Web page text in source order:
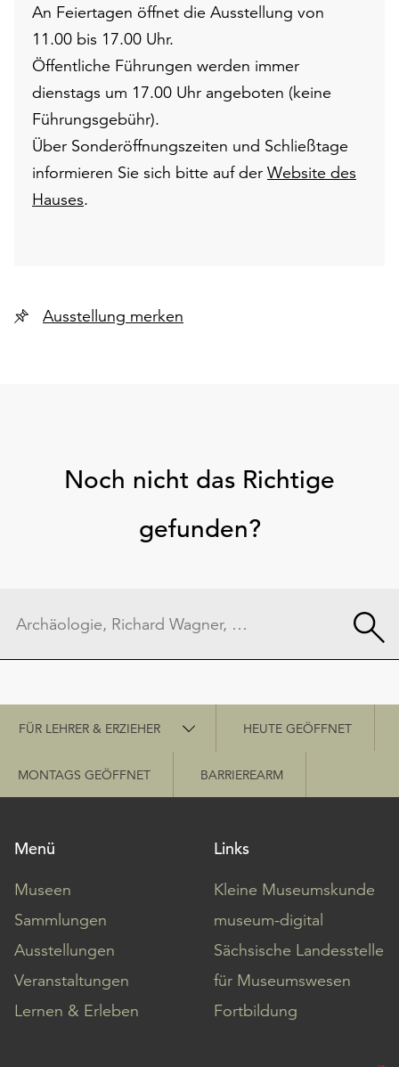
An Feiertagen öffnet die Ausstellung von
11.00 bis 17.00 Uhr.
Öffentliche Führungen werden immer
dienstags um 17.00 Uhr angeboten (keine
Führungsgebühr).
Über Sonderöffnungszeiten und Schließtage
informieren Sie sich bitte auf der Website des
Hauses.
Ausstellung merken
Noch nicht das Richtige
gefunden?
Schnellzugriff
FÜR LEHRER & ERZIEHER HEUTE GEÖFFNET
MONTAGS GEÖFFNET BARRIEREARM
Menü
Museen
Sammlungen
Ausstellungen
Veranstaltungen
Lernen & Erleben
Links
Kleine Museumskunde
museum-digital
Sächsische Landesstelle
für Museumswesen
Fortbildung